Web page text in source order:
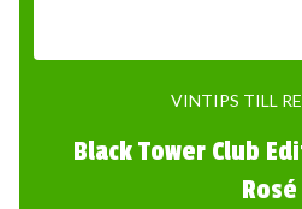
VINTIPS TILL
Black Tower Club
Rosé